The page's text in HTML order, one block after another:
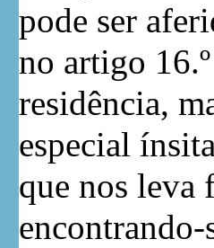
pode ser
no artigo
residência,
especial
que nos leva
encontrando-